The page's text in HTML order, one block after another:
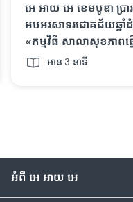
អេ អាយ អេ ខេមបូឌា ប្រា
អបអរសាទរជោគជ័យឆ្នាំ
«កម្មវិធី សាលាសុខភាពឆ្
អាន 3 នាទី
អំពី អេ អាយ អេ